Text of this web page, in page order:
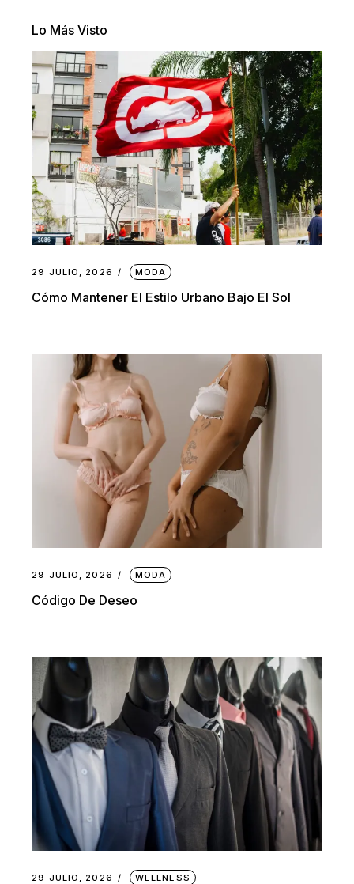
Lo Más Visto
29 JULIO, 2026 MODA
Cómo Mantener El Estilo Urbano Bajo El Sol
29 JULIO, 2026 MODA
Código De Deseo
29 JULIO, 2026 WELLNESS